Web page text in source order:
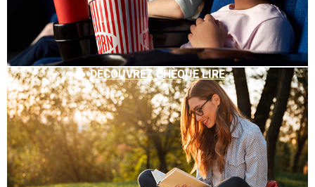
DÉCOUVREZ CHÈQUE LIRE